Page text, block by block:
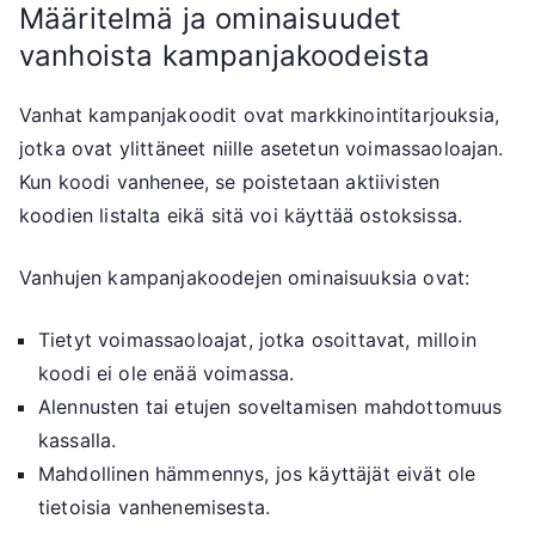
Määritelmä ja ominaisuudet
vanhoista kampanjakoodeista
Vanhat kampanjakoodit ovat markkinointitarjouksia,
jotka ovat ylittäneet niille asetetun voimassaoloajan.
Kun koodi vanhenee, se poistetaan aktiivisten
koodien listalta eikä sitä voi käyttää ostoksissa.
Vanhujen kampanjakoodejen ominaisuuksia ovat:
Tietyt voimassaoloajat, jotka osoittavat, milloin
koodi ei ole enää voimassa.
Alennusten tai etujen soveltamisen mahdottomuus
kassalla.
Mahdollinen hämmennys, jos käyttäjät eivät ole
tietoisia vanhenemisesta.